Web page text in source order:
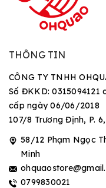
THÔNG TIN
CÔNG TY TNHH
Số ĐKKD: 0315094121
cấp ngày 06/06/2018
107/8 Trương Định, P.
58/12 Phạm Ngọc
Minh
0799830021